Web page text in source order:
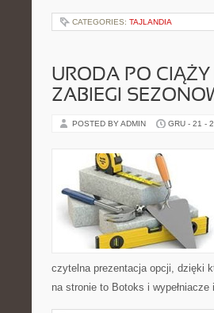
CATEGORIES: TAJLANDIA
URODA PO
ZABIEGI
POSTED BY ADMIN GRU - 21 -
czytelna prezentacja opcji, dzięki
na stronie to Botoks i